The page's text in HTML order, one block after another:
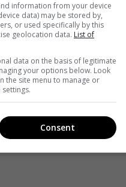
information from your device
data) may be stored by,
or used specifically by this
geolocation data. List of
data on the basis of legitimate
your options below. Look
the site menu to manage or
Consent